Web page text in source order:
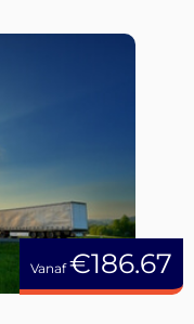
Vanaf€186.67